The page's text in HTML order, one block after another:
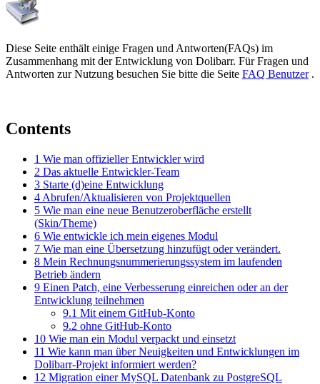
Diese Seite enthält einige Fragen und Antworten(FAQs) im
Zusammenhang mit der Entwicklung von Dolibarr. Für Fragen und
Antworten zur Nutzung besuchen Sie bitte die Seite FAQ Benutzer.
Contents
1 Wie man offizieller Entwickler wird
2 Das aktuelle Entwickler-Team
3 Starte (d)eine Entwicklung
4 Abrufen/Aktualisieren von Projektquellen
5 Wie man eine neue Benutzeroberfläche erstellt
(Skin/Theme)
6 Wie entwickle ich mein eigenes Modul
7 Wie man eine Übersetzung hinzufügt oder verändert.
8 Mein Rechnungsnummerierungssystem im laufenden
Betrieb ändern
9 Einen Patch, eine Verbesserung einreichen oder an der
Entwicklung teilnehmen
9.1 Mit einem GitHub-Konto
9.2 ohne GitHub-Konto
10 Wie man ein Modul verpackt und einsetzt
11 Wie kann man über Neuigkeiten und Entwicklungen im
Dolibarr-Projekt informiert werden?
12 Migration einer MySQL Datenbank zu PostgreSQL